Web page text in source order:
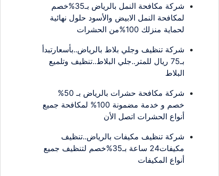
شركة مكافحة النمل بالرياض بـ35%خصم
لمكافحة النمل الابيض والأسود حلول نهائية
لحماية منزلك 100%من الحشرات
شركة تنظيف وجلي بلاط بالرياض..بأسعارتبدأ
بـ75 ريال للمتر..جلي البلاط..تنظيف وتلميع
البلاط
شركة مكافحة حشرات بالرياض بـ 50%
خصم و خدمة مضمونة 100% لمكافحة جميع
أنواع الحشرات اتصل الأن
شركة تنظيف مكيفات بالرياض..تنظيف
مكيفات24 ساعة بـ35%خصم لتنظيف جميع
أنواع المكيفات